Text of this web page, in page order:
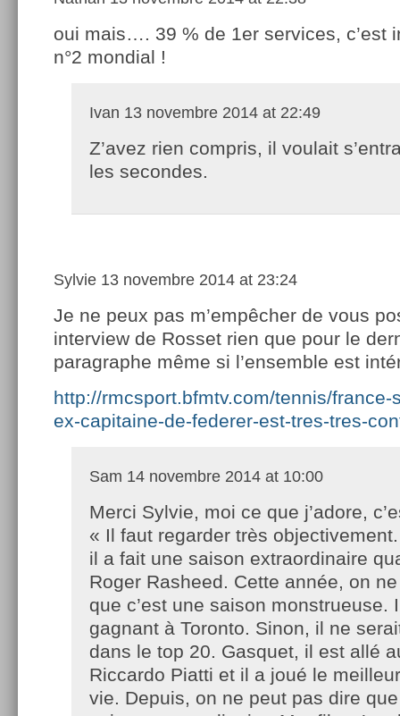
oui mais…. 39 % de 1er services, c’est
n°2 mondial !
Ivan 13 novembre 2014 at 22:49
Z’avez rien compris, il voulait
les secondes.
Sylvie 13 novembre 2014 at 23:24
Je ne peux pas m’empêcher de vous
interview de Rosset rien que pour le
paragraphe même si l’ensemble est
http://rmcsport.bfmtv.com/tennis/france-
ex-capitaine-de-federer-est-tres-tres-
Sam 14 novembre 2014 at 10:00
Merci Sylvie, moi ce que j’adore,
« Il faut regarder très
il a fait une saison extraordinaire
Roger Rasheed. Cette année, on
que c’est une saison monstrueuse.
gagnant à Toronto. Sinon, il ne
dans le top 20. Gasquet, il est allé
Riccardo Piatti et il a joué le
vie. Depuis, on ne peut pas dire